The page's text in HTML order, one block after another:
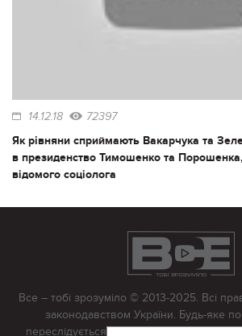
14.12.18 72397
Як рівняни сприймають Вакарчука та
в президенство Тимошенко та
відомого соціолога
Все – тобі зрозуміло © 2013-2025. Всі
законодавством України. Будь-яке
переслідується в судовому порядку.